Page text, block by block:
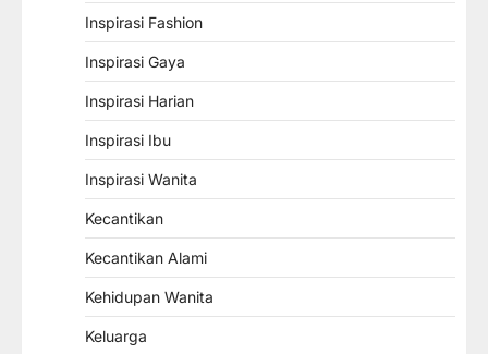
Inspirasi Fashion
Inspirasi Gaya
Inspirasi Harian
Inspirasi Ibu
Inspirasi Wanita
Kecantikan
Kecantikan Alami
Kehidupan Wanita
Keluarga